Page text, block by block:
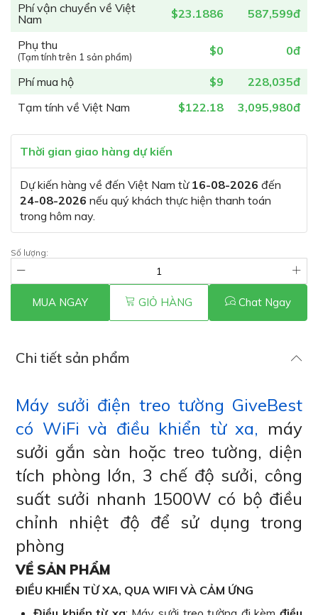
Phí vận chuyển về Việt
Nam
$23.1886 587,599đ
Phụ thu
(Tạm tính trên 1 sản phẩm) $0 0đ
Phí mua hộ $9
228,035đ
Tạm tính về Việt Nam
$122.18 3,095,980đ
Thời gian giao hàng dự kiến
Dự kiến hàng về đến Việt Nam từ 16-08-2026 đến
24-08-2026 nếu quý khách thực hiện thanh toán
trong hôm nay.
Số lượng:
MUA NGAY GIỎ HÀNG Chat Ngay
Chi tiết sản phẩm
Máy sưởi điện treo tường GiveBest
có WiFi và điều khiển từ xa, máy
sưởi gắn sàn hoặc treo tường, diện
tích phòng lớn, 3 chế độ sưởi, công
suất sưởi nhanh 1500W có bộ điều
chỉnh nhiệt độ để sử dụng trong
phòng
VỀ SẢN PHẨM
ĐIỀU KHIỂN TỪ XA, QUA WIFI VÀ CẢM ỨNG